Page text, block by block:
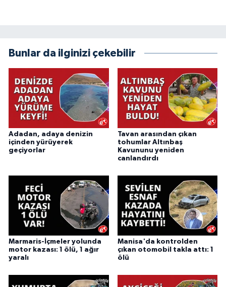
Bunlar da ilginizi çekebilir
Adadan, adaya denizin
içinden yürüyerek
geçiyorlar
Tavan arasından çıkan
tohumlar Altınbaş
Kavununu yeniden
canlandırdı
Marmaris-İçmeler yolunda
motor kazası: 1 ölü, 1 ağır
yaralı
Manisa'da kontrolden
çıkan otomobil takla attı: 1
ölü